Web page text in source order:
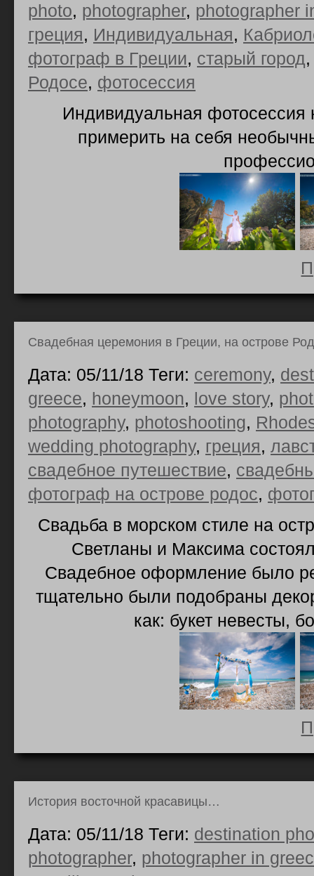
photo, photographer, photographer
греция, Индивидуальная,
фотограф в Греции, старый город
Родосе, фотосессия
Индивидуальная фотосессия
примерить на себя
Свадебная церемония в Греции, на острове
Дата: 05/11/18 Теги: ceremony,
greece, honeymoon, love story,
photography, photoshooting,
wedding photography, греция,
свадебное путешествие,
фотограф на острове родос,
Свадьба в морском стиле на
Светланы и Максима
Свадебное оформление было
тщательно были подобраны
как: букет невесты,
История восточной красавицы…
Дата: 05/11/18 Теги: destination
photographer, photographer in